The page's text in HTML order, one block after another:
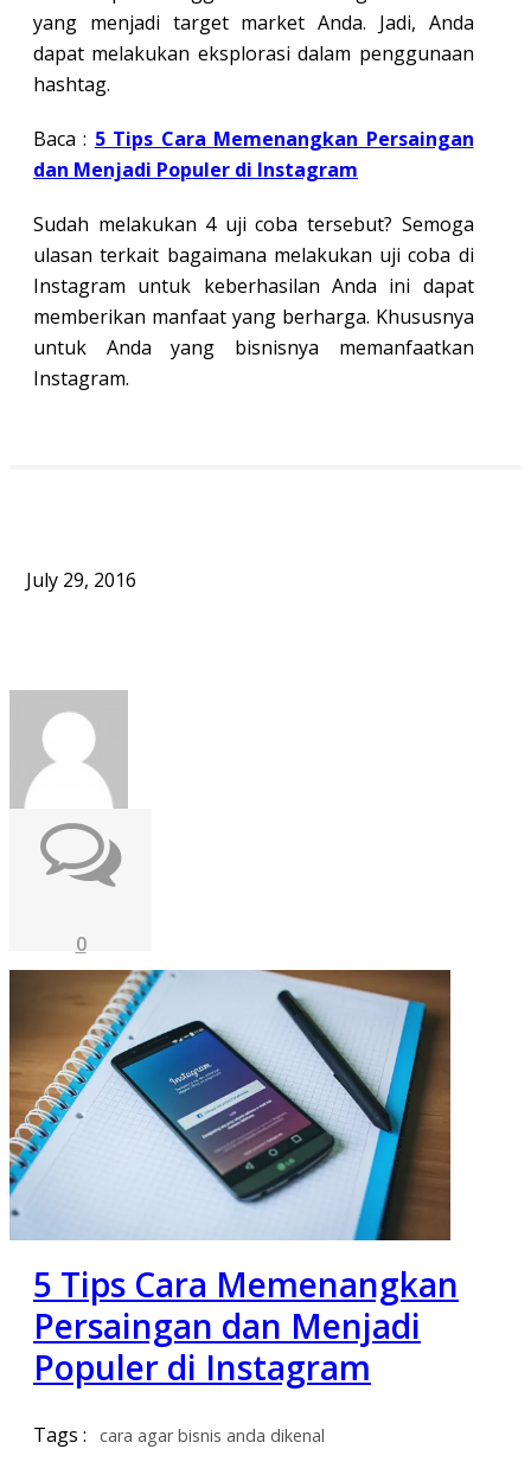
yang menjadi target market Anda. Jadi, Anda
dapat melakukan eksplorasi dalam penggunaan
hashtag.
Baca : 5 Tips Cara Memenangkan Persaingan
dan Menjadi Populer di Instagram
Sudah melakukan 4 uji coba tersebut? Semoga
ulasan terkait bagaimana melakukan uji coba di
Instagram untuk keberhasilan Anda ini dapat
memberikan manfaat yang berharga. Khususnya
untuk Anda yang bisnisnya memanfaatkan
Instagram.
July 29, 2016
0
5 Tips Cara Memenangkan
Persaingan dan Menjadi
Populer di Instagram
Tags : cara agar bisnis anda dikenal